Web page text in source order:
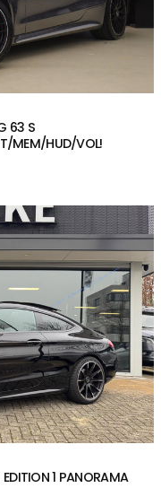
63 S
MEM/HUD/VOL!
1 PANORAMA